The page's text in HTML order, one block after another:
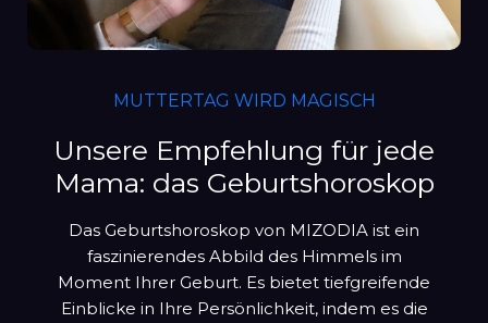
MUTTERTAG WIRD MAGISCH
Unsere Empfehlung für jede
Mama: das Geburtshoroskop
Das Geburtshoroskop von MIZODIA ist ein
faszinierendes Abbild des Himmels im
Moment Ihrer Geburt. Es bietet tiefgreifende
Einblicke in Ihre Persönlichkeit, indem es die